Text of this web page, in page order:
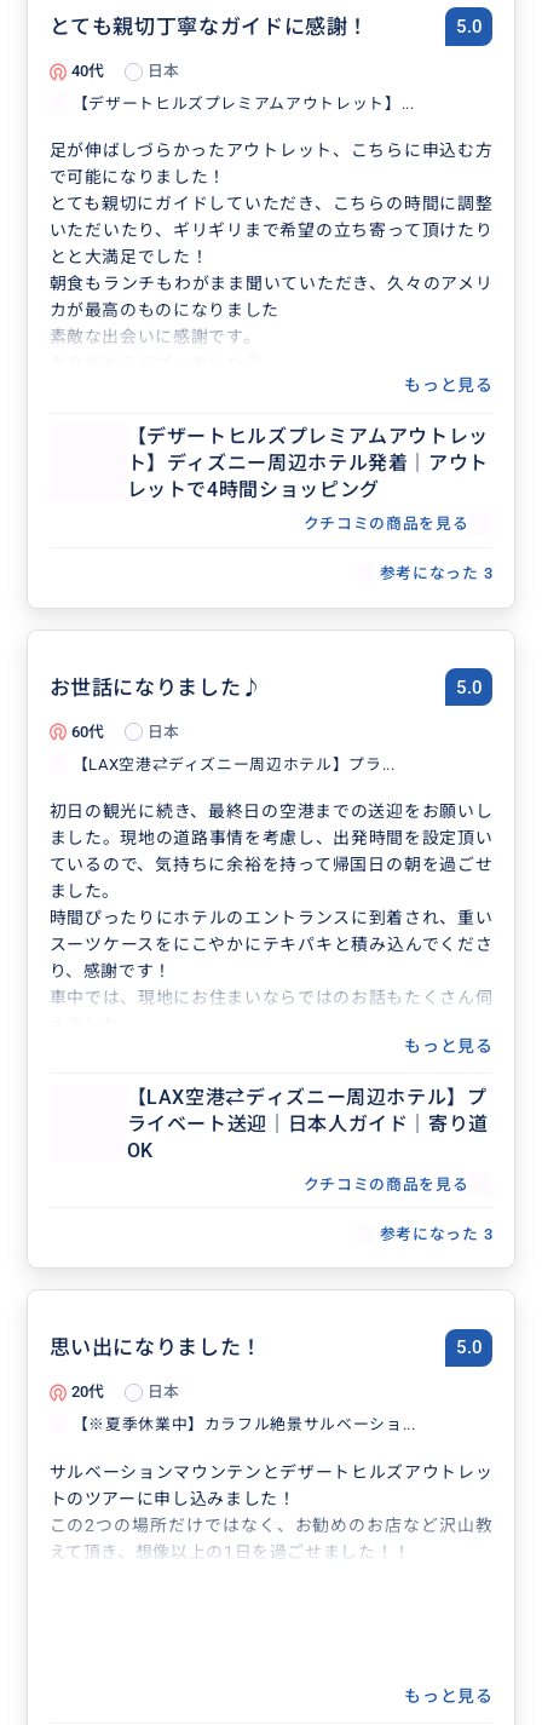
とても親切丁寧なガイドに感謝！ 5.0
40代
日本
【デザートヒルズプレミアムアウトレット】...
足が伸ばしづらかったアウトレット、こちらに申込む方
で可能になりました！
とても親切にガイドしていただき、こちらの時間に調整
いただいたり、ギリギリまで希望の立ち寄って頂けたり
とと大満足でした！
朝食もランチもわがまま聞いていただき、久々のアメリ
カが最高のものになりました
素敵な出会いに感謝です。
もっと見る
【デザートヒルズプレミアムアウトレッ
ト】ディズニー周辺ホテル発着｜アウト
レットで4時間ショッピング
クチコミの商品を見る
参考になった 3
お世話になりました♪ 5.0
60代
日本
【LAX空港⇄ディズニー周辺ホテル】プラ...
初日の観光に続き、最終日の空港までの送迎をお願いし
ました。現地の道路事情を考慮し、出発時間を設定頂い
ているので、気持ちに余裕を持って帰国日の朝を過ごせ
ました。
時間ぴったりにホテルのエントランスに到着され、重い
スーツケースをにこやかにテキパキと積み込んでくださ
り、感謝です！
車中では、現地にお住まいならではのお話もたくさん伺
Chiharuさんのお陰で、娘との旅がより思い出深いもの
もっと見る
【LAX空港⇄ディズニー周辺ホテル】プ
ライベート送迎｜日本人ガイド｜寄り道
OK
クチコミの商品を見る
参考になった 3
思い出になりました！ 5.0
20代
日本
【※夏季休業中】カラフル絶景サルベーショ...
サルベーションマウンテンとデザートヒルズアウトレッ
トのツアーに申し込みました！
この2つの場所だけではなく、お勧めのお店など沢山教
えて頂き、想像以上の1日を過ごせました！！
もっと見る